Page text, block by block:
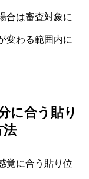
合は審査対象に
変わる範囲内に
に合う貼り
法
覚に合う貼り位